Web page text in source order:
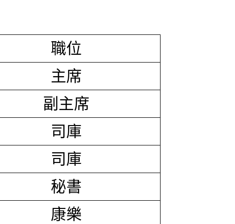
職位
主席
副主席
司庫
司庫
秘書
康樂